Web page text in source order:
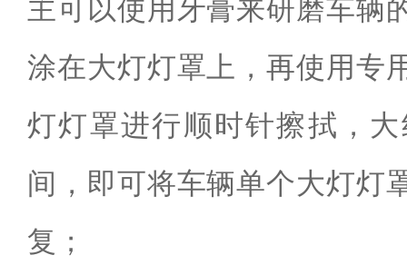
主可以使用牙膏来研磨车辆
涂在大灯灯罩上，再使用专
灯灯罩进行顺时针擦拭，
间，即可将车辆单个大灯灯
复；